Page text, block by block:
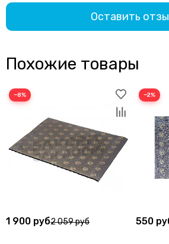
Оставить
Похожие товары
−8%
1 900 руб2 059 руб
−2%
550